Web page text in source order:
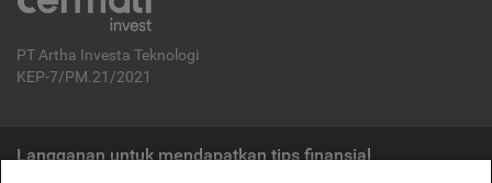
PT Artha Investa Teknologi
KEP-7/PM.21/2021
Langganan untuk mendapatkan tips finansial